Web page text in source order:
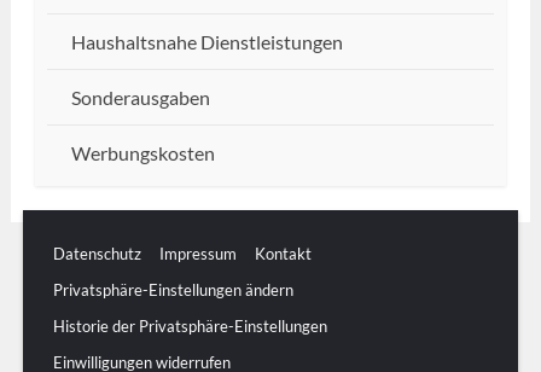
Haushaltsnahe Dienstleistungen
Sonderausgaben
Werbungskosten
Datenschutz Impressum
Kontakt
Privatsphäre-Einstellungen ändern
Historie der Privatsphäre-Einstellungen
Einwilligungen widerrufen